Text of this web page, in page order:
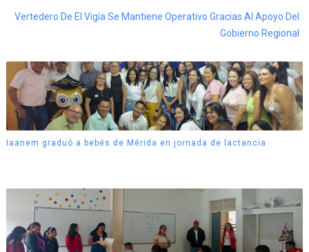
Vertedero De El Vigía Se Mantiene Operativo Gracias Al Apoyo Del
Gobierno Regional
Iaanem graduó a bebés de Mérida en jornada de lactancia